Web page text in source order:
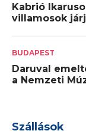
Kabrió
villamosok
BUDAPEST
Daruval
a Nemzeti
Szállások